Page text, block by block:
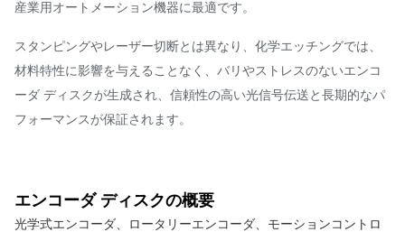
産業用オートメーション機器に最適です。
スタンピングやレーザー切断とは異なり、化学エッチングでは、
材料特性に影響を与えることなく、バリやストレスのないエンコ
ーダ ディスクが生成され、信頼性の高い光信号伝送と長期的なパ
フォーマンスが保証されます。
エンコーダ ディスクの概要
光学式エンコーダ、ロータリーエンコーダ、モーションコントロ